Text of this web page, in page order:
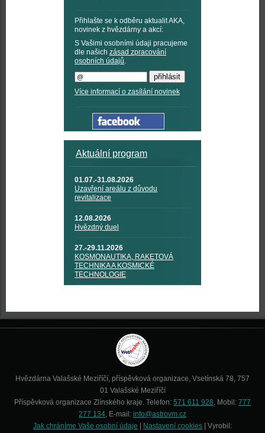
Přihlašte se k odběru aktualit AKA,
novinek z hvězdárny a akcí:
S Vašimi osobními údaji pracujeme
dle našich zásad zpracování
osobních údajů.
Více informací o zasílání novinek
Aktuální program
01.07.-31.08.2026
Uzavření areálu z důvodu
revitalizace
12.08.2026
Hvězdný duel
27.-29.11.2026
KOSMONAUTIKA, RAKETOVÁ
TECHNIKA A KOSMICKÉ
TECHNOLOGIE
Hvězdárna Valašské Meziříčí, příspěvková organizace, Vsetínská 78, 757
01 Valašské Meziříčí
Příspěvková organizace Zlínského kraje. Telefon: 571 611 928, Mobil: 777
277 134, E-mail: info@astrovm.cz
Jak chráníme Vaše osobní údaje
Nastavení cookies | Vyrobil: